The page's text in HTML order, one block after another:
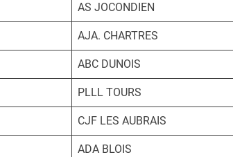
AS JOCONDIEN
AJA. CHARTRES
ABC DUNOIS
PLLL TOURS
CJF LES AUBRAIS
ADA BLOIS